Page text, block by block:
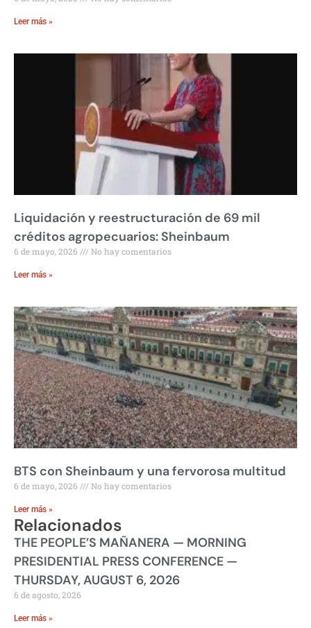
Leer más »
Liquidación y reestructuración de 69 mil
créditos agropecuarios: Sheinbaum
6 de mayo, 2026 No hay comentarios
Leer más »
BTS con Sheinbaum y una fervorosa multitud
6 de mayo, 2026 No hay comentarios
Leer más »
Relacionados
THE PEOPLE’S MAÑANERA — MORNING
PRESIDENTIAL PRESS CONFERENCE —
THURSDAY, AUGUST 6, 2026
6 de agosto, 2026
Leer más »